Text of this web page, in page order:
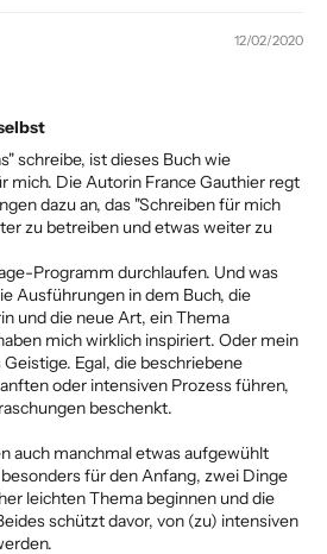
12/02/2020
schreibe, ist dieses Buch wie
mich. Die Autorin France Gauthier regt
dazu an, das "Schreiben für mich
zu betreiben und etwas weiter zu
Programm durchlaufen. Und was
Ausführungen in dem Buch, die
und die neue Art, ein Thema
mich wirklich inspiriert. Oder mein
Egal, die beschriebene
oder intensiven Prozess führen,
beschenkt.
auch manchmal etwas aufgewühlt
für den Anfang, zwei Dinge
leichten Thema beginnen und die
schützt davor, von (zu) intensiven